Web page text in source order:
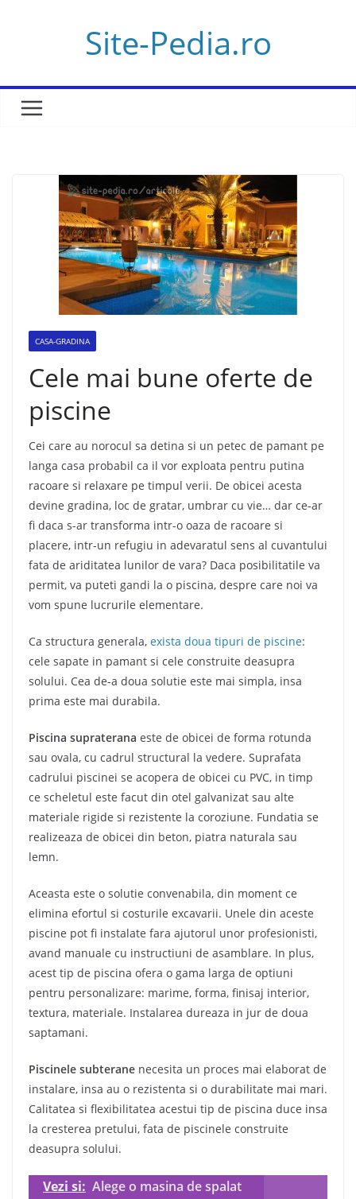
Site-Pedia.ro
CASA-GRADINA
Cele mai bune oferte de
piscine
Cei care au norocul sa detina si un petec de pamant pe
langa casa probabil ca il vor exploata pentru putina
racoare si relaxare pe timpul verii. De obicei acesta
devine gradina, loc de gratar, umbrar cu vie… dar ce-ar
fi daca s-ar transforma intr-o oaza de racoare si
placere, intr-un refugiu in adevaratul sens al cuvantului
fata de ariditatea lunilor de vara? Daca posibilitatile va
permit, va puteti gandi la o piscina, despre care noi va
vom spune lucrurile elementare.
Ca structura generala, exista doua tipuri de piscine:
cele sapate in pamant si cele construite deasupra
solului. Cea de-a doua solutie este mai simpla, insa
prima este mai durabila.
Piscina supraterana este de obicei de forma rotunda
sau ovala, cu cadrul structural la vedere. Suprafata
cadrului piscinei se acopera de obicei cu PVC, in timp
ce scheletul este facut din otel galvanizat sau alte
materiale rigide si rezistente la coroziune. Fundatia se
realizeaza de obicei din beton, piatra naturala sau
lemn.
Aceasta este o solutie convenabila, din moment ce
elimina efortul si costurile excavarii. Unele din aceste
piscine pot fi instalate fara ajutorul unor profesionisti,
avand manuale cu instructiuni de asamblare. In plus,
acest tip de piscina ofera o gama larga de optiuni
pentru personalizare: marime, forma, finisaj interior,
textura, materiale. Instalarea dureaza in jur de doua
saptamani.
Piscinele subterane necesita un proces mai elaborat de
instalare, insa au o rezistenta si o durabilitate mai mari.
Calitatea si flexibilitatea acestui tip de piscina duce insa
la cresterea pretului, fata de piscinele construite
deasupra solului.
Vezi si: Alege o masina de spalat